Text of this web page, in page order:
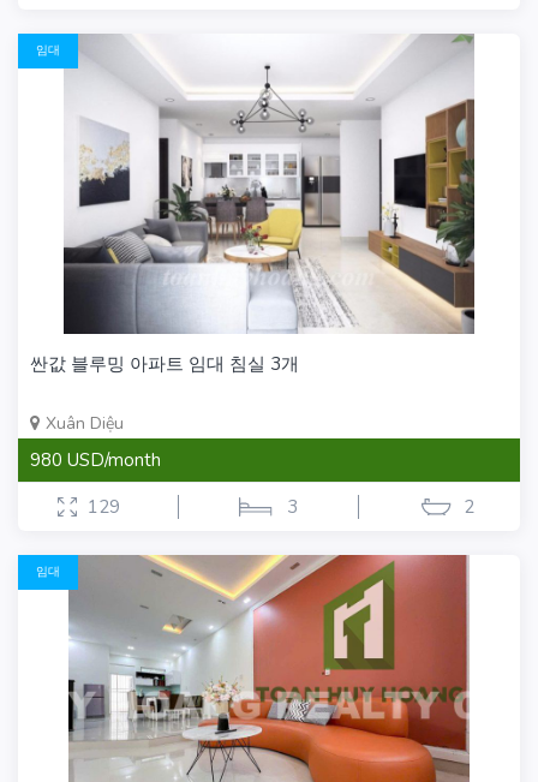
임대
싼값 블루밍 아파트 임대 침실 3개
Xuân Diệu
980 USD/month
129
3 2
임대